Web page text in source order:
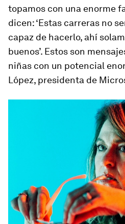
topamos con una enorme
dicen: ‘Estas carreras no
capaz de hacerlo, ahí
buenos’. Estos son
niñas con un potencial
López, presidenta de